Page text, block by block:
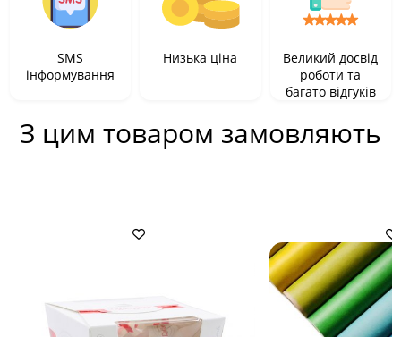
SMS
інформування
Низька ціна
Великий досвід
роботи та
багато відгуків
З цим товаром замовляють